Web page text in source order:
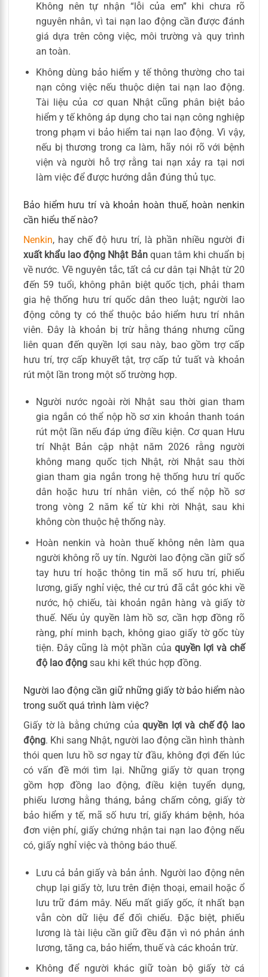
Không nên tự nhận “lỗi của em” khi chưa rõ
nguyên nhân, vì tai nạn lao động cần được đánh
giá dựa trên công việc, môi trường và quy trình
an toàn.
Không dùng bảo hiểm y tế thông thường cho tai
nạn công việc nếu thuộc diện tai nạn lao động.
Tài liệu của cơ quan Nhật cũng phân biệt bảo
hiểm y tế không áp dụng cho tai nạn công nghiệp
trong phạm vi bảo hiểm tai nạn lao động. Vì vậy,
nếu bị thương trong ca làm, hãy nói rõ với bệnh
viện và người hỗ trợ rằng tai nạn xảy ra tại nơi
làm việc để được hướng dẫn đúng thủ tục.
Bảo hiểm hưu trí và khoản hoàn thuế, hoàn nenkin
cần hiểu thế nào?
Nenkin, hay chế độ hưu trí, là phần nhiều người đi
xuất khẩu lao động Nhật Bảnquan tâm khi chuẩn bị
về nước. Về nguyên tắc, tất cả cư dân tại Nhật từ 20
đến 59 tuổi, không phân biệt quốc tịch, phải tham
gia hệ thống hưu trí quốc dân theo luật; người lao
động công ty có thể thuộc bảo hiểm hưu trí nhân
viên. Đây là khoản bị trừ hằng tháng nhưng cũng
liên quan đến quyền lợi sau này, bao gồm trợ cấp
hưu trí, trợ cấp khuyết tật, trợ cấp tử tuất và khoản
rút một lần trong một số trường hợp.
Người nước ngoài rời Nhật sau thời gian tham
gia ngắn có thể nộp hồ sơ xin khoản thanh toán
rút một lần nếu đáp ứng điều kiện. Cơ quan Hưu
trí Nhật Bản cập nhật năm 2026 rằng người
không mang quốc tịch Nhật, rời Nhật sau thời
gian tham gia ngắn trong hệ thống hưu trí quốc
dân hoặc hưu trí nhân viên, có thể nộp hồ sơ
trong vòng 2 năm kể từ khi rời Nhật, sau khi
không còn thuộc hệ thống này.
Hoàn nenkin và hoàn thuế không nên làm qua
người không rõ uy tín. Người lao động cần giữ sổ
tay hưu trí hoặc thông tin mã số hưu trí, phiếu
lương, giấy nghỉ việc, thẻ cư trú đã cắt góc khi về
nước, hộ chiếu, tài khoản ngân hàng và giấy tờ
thuế. Nếu ủy quyền làm hồ sơ, cần hợp đồng rõ
ràng, phí minh bạch, không giao giấy tờ gốc tùy
tiện. Đây cũng là một phần của quyền lợi và chế
độ lao độngsau khi kết thúc hợp đồng.
Người lao động cần giữ những giấy tờ bảo hiểm nào
trong suốt quá trình làm việc?
Giấy tờ là bằng chứng củaquyền lợi và chế độ lao
động. Khi sang Nhật, người lao động cần hình thành
thói quen lưu hồ sơ ngay từ đầu, không đợi đến lúc
có vấn đề mới tìm lại. Những giấy tờ quan trọng
gồm hợp đồng lao động, điều kiện tuyển dụng,
phiếu lương hằng tháng, bảng chấm công, giấy tờ
bảo hiểm y tế, mã số hưu trí, giấy khám bệnh, hóa
đơn viện phí, giấy chứng nhận tai nạn lao động nếu
có, giấy nghỉ việc và thông báo thuế.
Lưu cả bản giấy và bản ảnh. Người lao động nên
chụp lại giấy tờ, lưu trên điện thoại, email hoặc ổ
lưu trữ đám mây. Nếu mất giấy gốc, ít nhất bạn
vẫn còn dữ liệu để đối chiếu. Đặc biệt, phiếu
lương là tài liệu cần giữ đều đặn vì nó phản ánh
lương, tăng ca, bảo hiểm, thuế và các khoản trừ.
Không để người khác giữ toàn bộ giấy tờ cá